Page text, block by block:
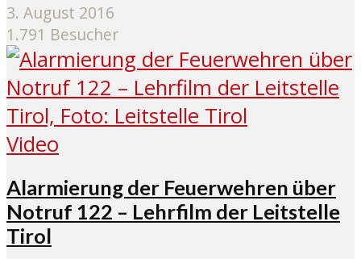
3. August 2016
1.791 Besucher
Video
Alarmierung der Feuerwehren über
Notruf 122 – Lehrfilm der Leitstelle
Tirol